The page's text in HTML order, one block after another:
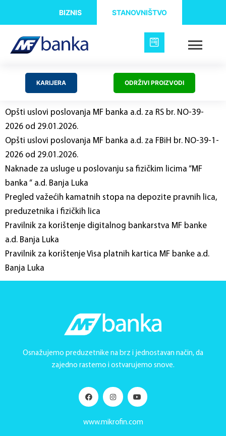
BIZNIS STANOVNIŠTVO
KARIJERA ODRŽIVI PROIZVODI
Opšti uslovi poslovanja MF banka a.d. za RS br. NO-39-
2026 od 29.01.2026.
Opšti uslovi poslovanja MF banka a.d. za FBiH br. NO-39-1-
2026 od 29.01.2026.
Naknade za usluge u poslovanju sa fizičkim licima “MF
banka “ a.d. Banja Luka
Pregled važećih kamatnih stopa na depozite pravnih lica,
preduzetnika i fizičkih lica
Pravilnik za korištenje digitalnog bankarstva MF banke
a.d. Banja Luka
Pravilnik za korištenje Visa platnih kartica MF banke a.d.
Banja Luka
Osnažujemo preduzetnike na brz i jednostavan način, da
zajedno rastemo i ostvarujemo snove.
www.mikrofin.com